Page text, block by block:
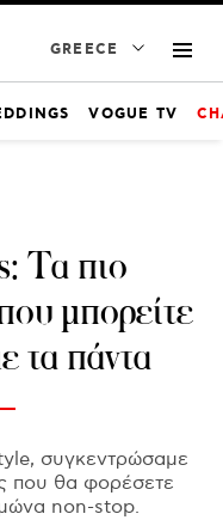
GREECE
VOGUE TV
Τα πιο
μπορείτε
τα πάντα
συγκεντρώσαμε
που θα φορέσετε
non-stop.